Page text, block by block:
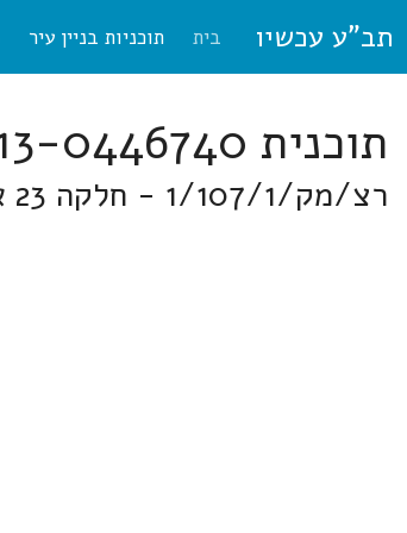
תב"ע עכשיו בית תוכניות בניין עיר
תוכנית 413-0446740 ראשון לציון
רצ/מק/1/107/1 - חלקה 23 אגם הגל הגואה בממזרח לצמת ראשונים (גן הורדים) ומצפון לרח' רבינוביץ